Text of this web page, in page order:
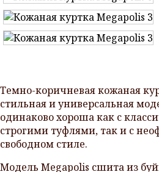
Темно-коричневая кожаная
стильная и универсальная
одинаково хороша как с
строгими туфлями, так и с
свободном стиле.
Модель Megapolis сшита из